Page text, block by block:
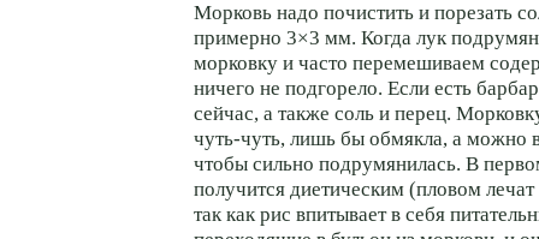
Морковь надо почистить и порезать
примерно 3×3 мм. Когда лук
морковку и часто перемешиваем
ничего не подгорело. Если есть
сейчас, а также соль и перец.
чуть-чуть, лишь бы обмякла, а можно
чтобы сильно подрумянилась. В
получится диетическим (пловом
так как рис впитывает в себя